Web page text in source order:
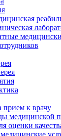
прием к врачу
медицинской
оценки